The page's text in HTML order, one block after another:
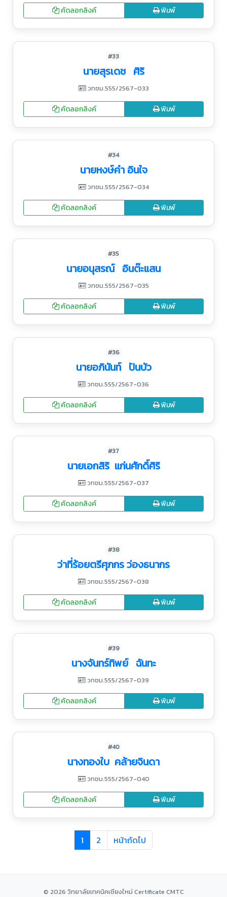
คัดลอกลิงค์ พิมพ์
#33
นายสุรเดช ศิริ
วทชม.555/2567-033
คัดลอกลิงค์ พิมพ์
#34
นายหงษ์คำ อินใจ
วทชม.555/2567-034
คัดลอกลิงค์ พิมพ์
#35
นายอนุสรณ์ อินต๊ะแสน
วทชม.555/2567-035
คัดลอกลิงค์ พิมพ์
#36
นายอภินันท์ ปันบัว
วทชม.555/2567-036
คัดลอกลิงค์ พิมพ์
#37
นายเอกสิริ แก่นศักดิ์ศิริ
วทชม.555/2567-037
คัดลอกลิงค์ พิมพ์
#38
ว่าที่ร้อยตรีศุภกร ว่องธนากร
วทชม.555/2567-038
คัดลอกลิงค์ พิมพ์
#39
นางจันทร์ทิพย์ ฉันทะ
วทชม.555/2567-039
คัดลอกลิงค์ พิมพ์
#40
นางทองใบ คล้ายจินดา
วทชม.555/2567-040
คัดลอกลิงค์ พิมพ์
1 2 หน้าถัดไป
© 2026 วิทยาลัยเทคนิคเชียงใหม่ Certificate CMTC